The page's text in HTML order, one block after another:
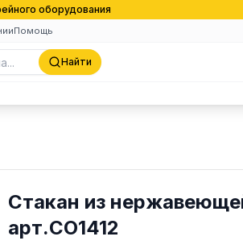
оборудования
Помощь
Найти
Стакан из
арт.CO1412